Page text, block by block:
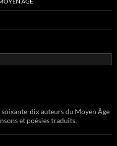
dix auteurs du Moyen Âge
et poésies traduits.